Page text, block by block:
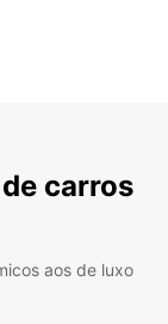
carros
aos de luxo